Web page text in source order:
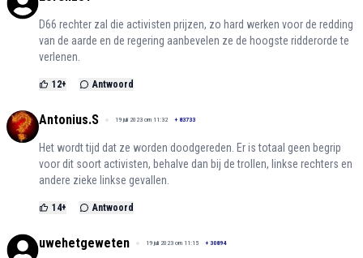
D66 rechter zal die activisten prijzen, zo hard werken voor de redding
van de aarde en de regering aanbevelen ze de hoogste ridderorde te
verlenen.
12+ Antwoord
Antonius.S 19 juli 2023 om 11:32 + 83733
Het wordt tijd dat ze worden doodgereden. Er is totaal geen begrip
voor dit soort activisten, behalve dan bij de trollen, linkse rechters en
andere zieke linkse gevallen.
14+ Antwoord
uwehetgeweten 19 juli 2023 om 11:15 + 30894